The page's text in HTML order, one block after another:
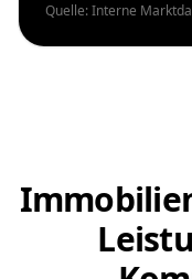
Quelle: Interne